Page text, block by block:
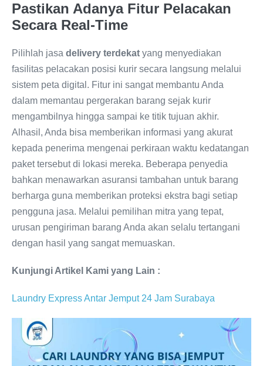
Pastikan Adanya Fitur Pelacakan
Secara Real-Time
Pilihlah jasa delivery terdekat yang menyediakan
fasilitas pelacakan posisi kurir secara langsung melalui
sistem peta digital. Fitur ini sangat membantu Anda
dalam memantau pergerakan barang sejak kurir
mengambilnya hingga sampai ke titik tujuan akhir.
Alhasil, Anda bisa memberikan informasi yang akurat
kepada penerima mengenai perkiraan waktu kedatangan
paket tersebut di lokasi mereka. Beberapa penyedia
bahkan menawarkan asuransi tambahan untuk barang
berharga guna memberikan proteksi ekstra bagi setiap
pengguna jasa. Melalui pemilihan mitra yang tepat,
urusan pengiriman barang Anda akan selalu tertangani
dengan hasil yang sangat memuaskan.
Kunjungi Artikel Kami yang Lain :
Laundry Express Antar Jemput 24 Jam Surabaya